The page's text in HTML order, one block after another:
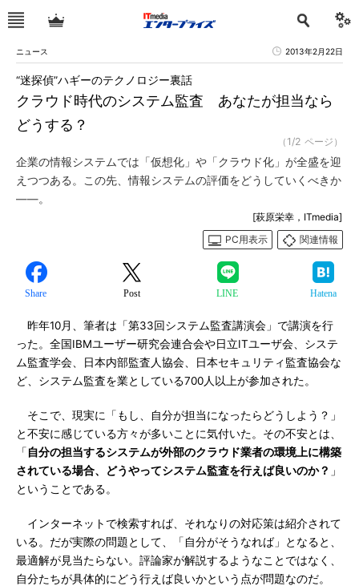
ニュース 2013年2月22日
クラウド時代のシステム監査 あなたが担当なら
どうする？
“迷探偵”ハギーのテクノロジー裏話
（1/2 ページ）
企業の情報システムでは「仮想化」や「クラウド化」が全盛を迎
えつつある。この先、情報システムの評価をどうしていくべきか
――。
[萩原栄幸，ITmedia]
PC用表示
関連情報
Share Post LINE Hatena
昨年10月、筆者は「第33回システム監査講演会」で講演を行
った。全国IBMユーザー研究会連合会や日立ITユーザ会、システ
ム監査学会、日本内部監査人協会、日本セキュリティ監査協会な
ど、システム監査を業としている700人以上が参加された。
そこで、現実に「もし、自分が担当になったらどうしよう？」
と不安に感じている方々が多いことに気付いた。その不安とは、
「 自分の担当するシステムが外部のクラウド業者の環境上に構築
されている場合、どうやってシステム監査を行えば良いのか？ 」
ということである。
インターネットで検索すれば、それなりの対応策は紹介されて
いる。だが実際の問題として、「自分がそうなれば」となると、
最適解が見当たらない。評論家が解説するようなことではなく、
自分たちが具体的にどう行えば良いかという点が問題なのだ。